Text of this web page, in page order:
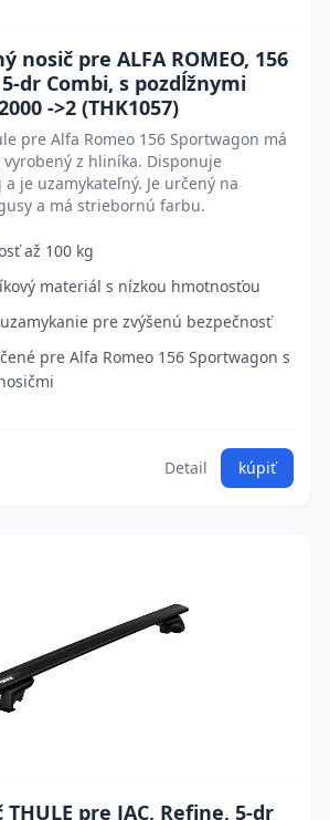
nosič pre ALFA ROMEO, 156
dr Combi, s pozdĺžnymi
->2 (THK1057)
pre Alfa Romeo 156 Sportwagon má
z hliníka. Disponuje
je uzamykateľný. Je určený na
a má striebornú farbu.
až 100 kg
materiál s nízkou hmotnosťou
pre zvýšenú bezpečnosť
pre Alfa Romeo 156 Sportwagon s
Detail kúpiť
pre JAC, Refine, 5-dr